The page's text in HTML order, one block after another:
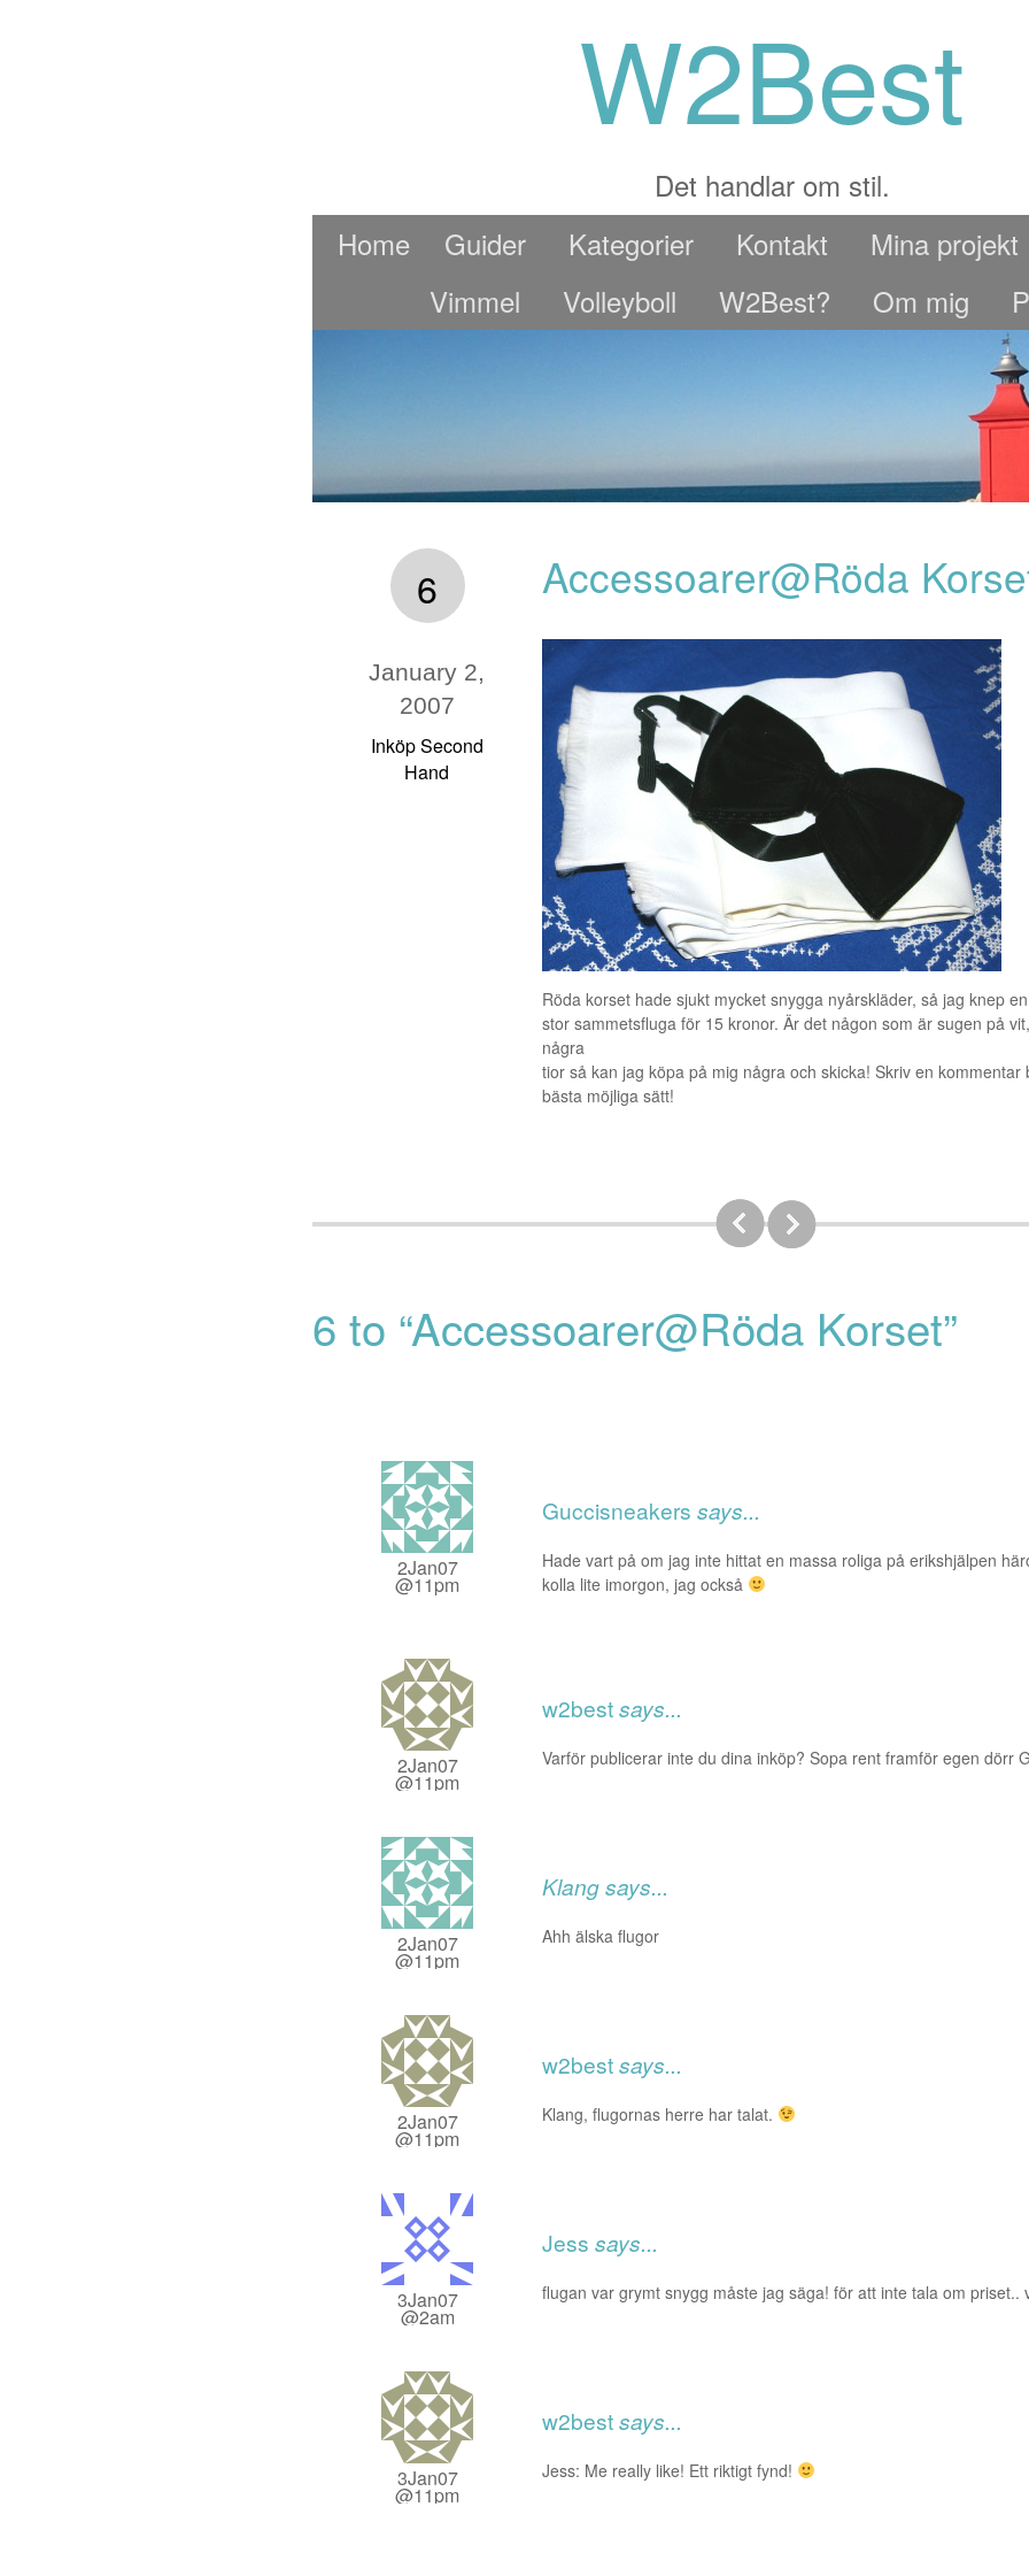
W2Best
Det handlar om stil.
Home
Guider Kategorier Kontakt
Mina projekt
Vimmel
Volleyboll W2Best? Om mig
6
January 2,
2007
Inköp Second
Hand
Accessoarer@Röda
Röda korset hade sjukt mycket snygga nyårskläder, så jag knep
stor sammetsfluga för 15 kronor. Är det någon som är sugen på
några
tior så kan jag köpa på mig några och skicka! Skriv en
bästa möjliga sätt!
6 to “Accessoarer@Röda Korset”
2Jan07
@11pm
Guccisneakers says...
Hade vart på om jag inte hittat en massa roliga på erikshjälpen
kolla lite imorgon, jag också
2Jan07
@11pm
w2bestsays...
Varför publicerar inte du dina inköp? Sopa rent framför egen dörr
2Jan07
@11pm
Klangsays...
Ahh älska flugor
2Jan07
@11pm
w2bestsays...
Klang, flugornas herre har talat.
3Jan07
@2am
Jess says...
flugan var grymt snygg måste jag säga! för att inte tala om priset..
3Jan07
@11pm
w2bestsays...
Jess: Me really like! Ett riktigt fynd!